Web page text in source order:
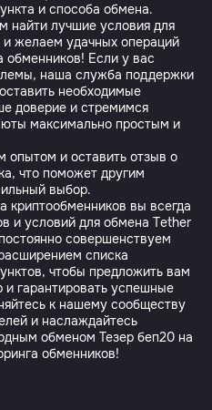
и способа обмена.
найти лучшие условия для
желаем удачных операций
обменников! Если у вас
наша служба поддержки
необходимые
доверие и стремимся
максимально простым и
опытом и оставить отзыв о
что поможет другим
выбор.
вы всегда
и условий для обмена Tether
совершенствуем
списка
чтобы предложить вам
гарантировать успешные
к нашему сообществу
и наслаждайтесь
обменом Тезер беп20 на